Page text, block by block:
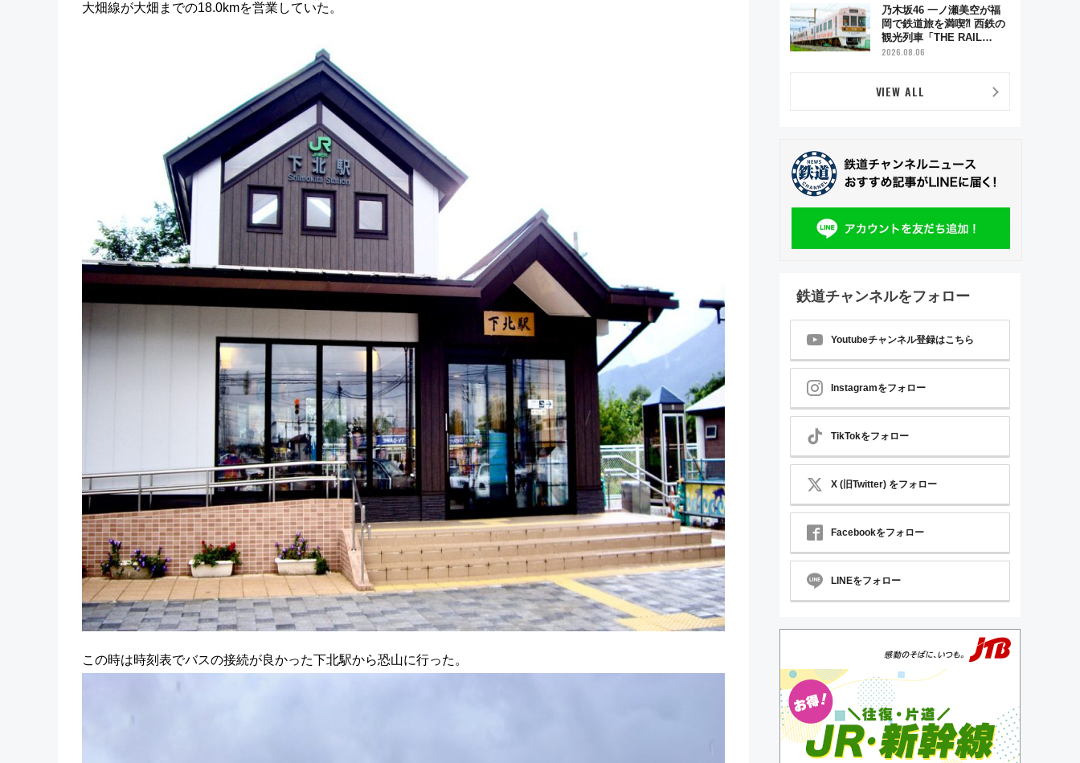
大畑線が大畑までの18.0kmを営業していた。
この時は時刻表でバスの接続が良かった下北駅から恐山に行った。
まご」新グルメ続々登場！
【2026年8月】
乃木坂46 一ノ瀬美空が福
岡で鉄道旅を満喫⁈ 西鉄の
観光列車「THE RAIL
KITCHEN CHIKUGO」で巡
2026.08.06
VIEW ALL
鉄道チャンネルをフォロー
Youtubeチャンネル登録はこちら
Instagramをフォロー
TikTokをフォロー
X (旧Twitter) をフォロー
Facebookをフォロー
LINEをフォロー